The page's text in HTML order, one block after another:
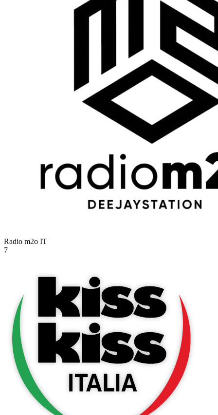
Radio m2o IT
7